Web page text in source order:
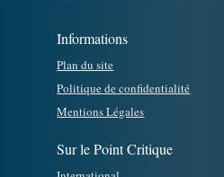
Informations
Plan du site
Politique de confidentialité
Mentions Légales
Sur le Point Critique